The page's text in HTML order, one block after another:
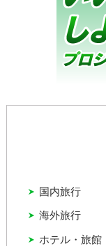
ホテル・旅館
国内旅行
海外旅行